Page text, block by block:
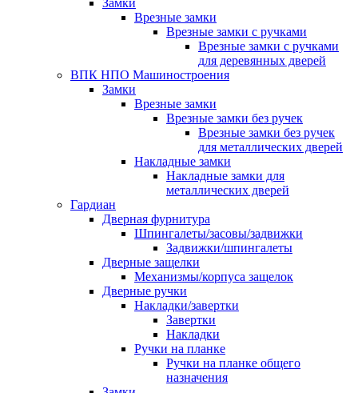
Замки
Врезные замки
Врезные замки с ручками
Врезные замки с ручками
для деревянных дверей
ВПК НПО Машиностроения
Замки
Врезные замки
Врезные замки без ручек
Врезные замки без ручек
для металлических дверей
Накладные замки
Накладные замки для
металлических дверей
Гардиан
Дверная фурнитура
Шпингалеты/засовы/задвижки
Задвижки/шпингалеты
Дверные защелки
Механизмы/корпуса защелок
Дверные ручки
Накладки/завертки
Завертки
Накладки
Ручки на планке
Ручки на планке общего
назначения